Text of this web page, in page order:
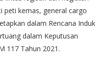
kemas, general cargo
dalam Rencana Induk
dalam Keputusan
117 Tahun 2021.